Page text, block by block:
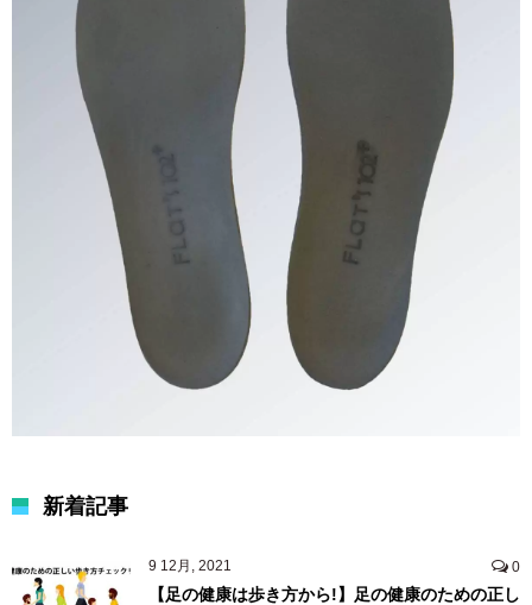
新着記事
9 12月, 2021 0
【足の健康は歩き方から!】足の健康のための正し